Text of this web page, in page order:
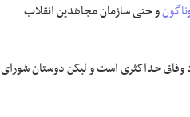
و حتی سازمان مجاهدین انقلاب
وفاق حداکثری است و لیکن دوستان شورای